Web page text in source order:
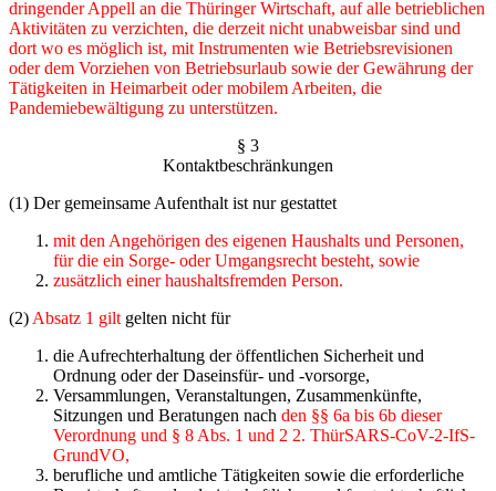
dringender Appell an die Thüringer Wirtschaft, auf alle betrieblichen
Aktivitäten zu verzichten, die derzeit nicht unabweisbar sind und
dort wo es möglich ist, mit Instrumenten wie Betriebsrevisionen
oder dem Vorziehen von Betriebsurlaub sowie der Gewährung der
Tätigkeiten in Heimarbeit oder mobilem Arbeiten, die
Pandemiebewältigung zu unterstützen.
§ 3
Kontaktbeschränkungen
(1) Der gemeinsame Aufenthalt ist nur gestattet
mit den Angehörigen des eigenen Haushalts und Personen,
für die ein Sorge- oder Um­gangsrecht besteht, sowie
zusätzlich einer haushaltsfremden Person.
(2) Absatz 1 gilt gelten nicht für
die Aufrechterhaltung der öffentlichen Sicherheit und
Ordnung oder der Daseinsfür- und -vorsorge,
Versammlungen, Veranstaltungen, Zusammenkünfte,
Sitzungen und Beratungen nach den §§ 6a bis 6b dieser
Verordnung und § 8 Abs. 1 und 2 2. ThürSARS-CoV-2-IfS-
GrundVO,
berufliche und amtliche Tätigkeiten sowie die erforderliche